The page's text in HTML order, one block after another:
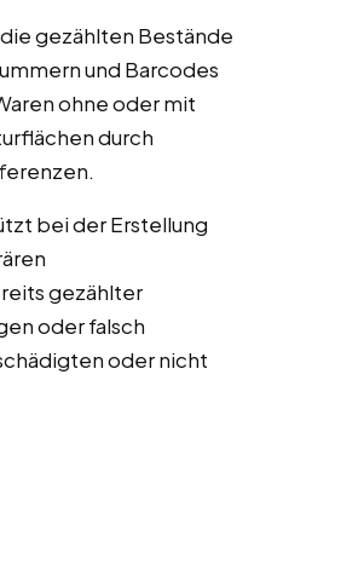
gezählten Bestände
und Barcodes
ohne oder mit
durch
bei der Erstellung
gezählter
oder falsch
oder nicht